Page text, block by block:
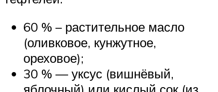
60 % – растительное масло
(оливковое, кунжутное,
ореховое);
30 % — уксус (вишнёвый,
яблочный) или кислый сок (из